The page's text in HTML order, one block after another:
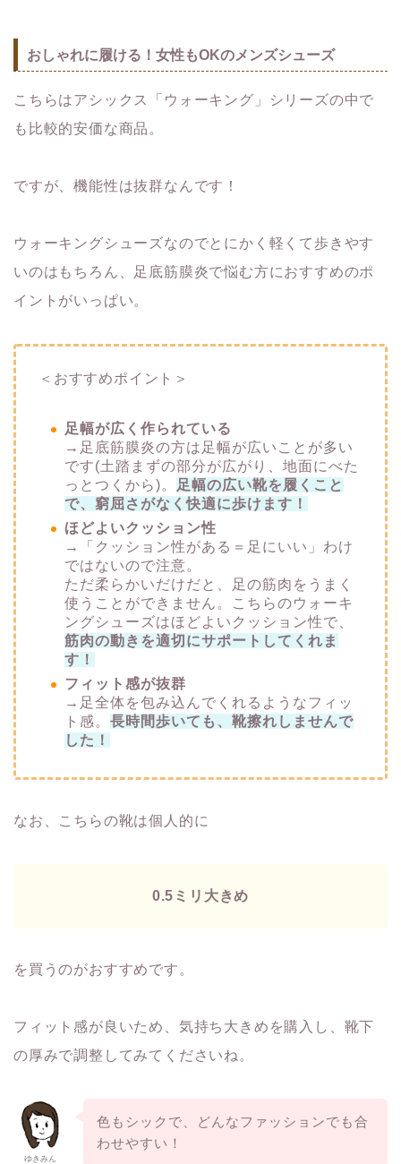
おしゃれに履ける！女性もOKのメンズシューズ
こちらはアシックス「ウォーキング」シリーズの中で
も比較的安価な商品。
ですが、機能性は抜群なんです！
ウォーキングシューズなのでとにかく軽くて歩きやす
いのはもちろん、足底筋膜炎で悩む方におすすめのポ
イントがいっぱい。
＜おすすめポイント＞
足幅が広く作られている
→ 足底筋膜炎の方は足幅が広いことが多い
です(土踏まずの部分が広がり、地面にべた
っとつくから)。
足幅の広い靴を履くこと
で、窮屈さがなく快適に歩けます！
ほどよいクッション性
→
「クッション性がある＝足にいい」わけ
ではないので注意。
ただ柔らかいだけだと、足の筋肉をうまく
使うことができません。こちらのウォーキ
ングシューズはほどよいクッション性で、
筋肉の動きを適切にサポートしてくれま
す！
フィット感が抜群
→ 足全体を包み込んでくれるようなフィッ
ト感。 長時間歩いても、靴擦れしませんで
した！
なお、こちらの靴は個人的に
0.5ミリ大きめ
を買うのがおすすめです。
フィット感が良いため、気持ち大きめを購入し、靴下
の厚みで調整してみてくださいね。
ゆきみん
色もシックで、どんなファッションでも合
わせやすい！